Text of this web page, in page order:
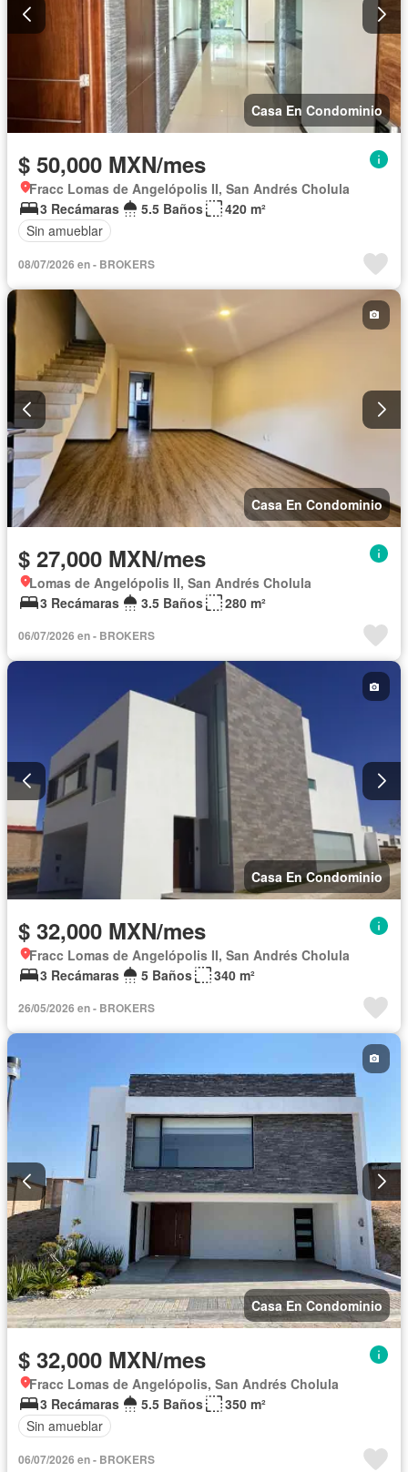
Casa En Condominio
$ 50,000 MXN/mes
Fracc Lomas de Angelópolis II, San Andrés Cholula
3 Recámaras
5.5 Baños
420 m²
Sin amueblar
08/07/2026 en - BROKERS
Casa En Condominio
$ 27,000 MXN/mes
Lomas de Angelópolis II, San Andrés Cholula
3 Recámaras
3.5 Baños 280 m²
06/07/2026 en - BROKERS
Casa En Condominio
$ 32,000 MXN/mes
Fracc Lomas de Angelópolis II, San Andrés Cholula
3 Recámaras
5 Baños 340 m²
26/05/2026 en - BROKERS
Casa En Condominio
$ 32,000 MXN/mes
Fracc Lomas de Angelópolis, San Andrés Cholula
3 Recámaras
5.5 Baños
350 m²
Sin amueblar
06/07/2026 en - BROKERS